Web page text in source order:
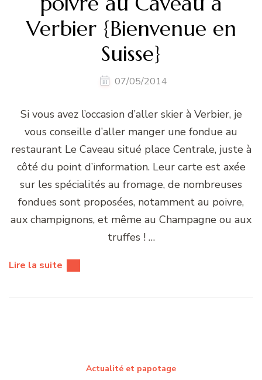
Verbier {Bienvenue en
Suisse}
07/05/2014
Si vous avez l’occasion d’aller skier à Verbier, je
vous conseille d’aller manger une fondue au
restaurant Le Caveau situé place Centrale, juste à
côté du point d’information. Leur carte est axée
sur les spécialités au fromage, de nombreuses
fondues sont proposées, notamment au poivre,
aux champignons, et même au Champagne ou aux
truffes ! …
Lire la suite
Actualité et papotage